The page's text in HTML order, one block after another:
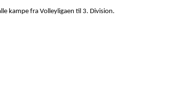
kampe fra Volleyligaen til 3. Division.